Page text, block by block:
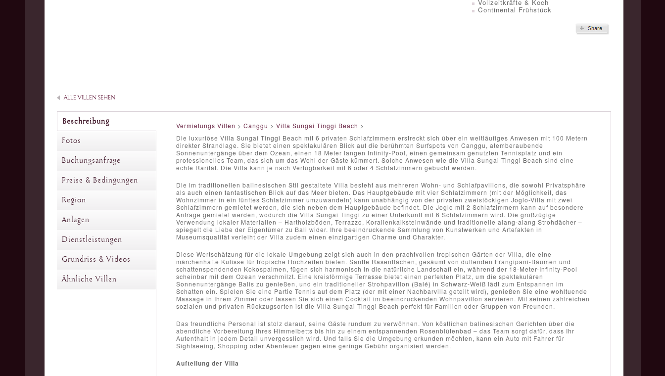
Vollzeitkräfte & Koch
Continental Frühstück
ALLE VILLEN SEHEN
Beschreibung
Fotos
Buchungsanfrage
Preise & Bedingungen
Region
Anlagen
Dienstleistungen
Grundriss & Videos
Ähnliche Villen
Vermietungs Villen > Canggu > Villa Sungai Tinggi Beach >
Die luxuriöse Villa Sungai Tinggi Beach mit 6 privaten Schlafzimmern erstreckt sich über ein weitläufiges Anwesen mit 100 Metern
direkter Strandlage. Sie bietet einen spektakulären Blick auf die berühmten Surfspots von Canggu, atemberaubende
Sonnenuntergänge über dem Ozean, einen 18 Meter langen Infinity-Pool, einen gemeinsam genutzten Tennisplatz und ein
professionelles Team, das sich um das Wohl der Gäste kümmert. Solche Anwesen wie die Villa Sungai Tinggi Beach sind eine
echte Rarität. Die Villa kann je nach Verfügbarkeit mit 6 oder 4 Schlafzimmern gebucht werden.
Die im traditionellen balinesischen Stil gestaltete Villa besteht aus mehreren Wohn- und Schlafpavillons, die sowohl Privatsphäre
als auch einen fantastischen Blick auf das Meer bieten. Das Hauptgebäude mit vier Schlafzimmern (mit der Möglichkeit, das
Wohnzimmer in ein fünftes Schlafzimmer umzuwandeln) kann unabhängig von der privaten zweistöckigen Joglo-Villa mit zwei
Schlafzimmern gemietet werden, die sich neben dem Hauptgebäude befindet. Die Joglo mit 2 Schlafzimmern kann auf besondere
Anfrage gemietet werden, wodurch die Villa Sungai Tinggi zu einer Unterkunft mit 6 Schlafzimmern wird. Die großzügige
Verwendung lokaler Materialien – Hartholzböden, Terrazzo, Korallenkalksteinwände und traditionelle alang-alang Strohdächer –
spiegelt die Liebe der Eigentümer zu Bali wider. Ihre beeindruckende Sammlung von Kunstwerken und Artefakten in
Museumsqualität verleiht der Villa zudem einen einzigartigen Charme und Charakter.
Diese Wertschätzung für die lokale Umgebung zeigt sich auch in den prachtvollen tropischen Gärten der Villa, die eine
märchenhafte Kulisse für tropische Hochzeiten bieten. Sanfte Rasenflächen, gesäumt von duftenden Frangipani-Bäumen und
schattenspendenden Kokospalmen, fügen sich harmonisch in die natürliche Landschaft ein, während der 18-Meter-Infinity-Pool
scheinbar mit dem Ozean verschmilzt. Eine kreisförmige Terrasse bietet einen perfekten Platz, um die spektakulären
Sonnenuntergänge Balis zu genießen, und ein traditioneller Strohpavillon (Balé) in Schwarz-Weiß lädt zum Entspannen im
Schatten ein. Spielen Sie eine Partie Tennis auf dem Platz (der mit einer Nachbarvilla geteilt wird), genießen Sie eine wohltuende
Massage in Ihrem Zimmer oder lassen Sie sich einen Cocktail im beeindruckenden Wohnpavillon servieren. Mit seinen zahlreichen
sozialen und privaten Rückzugsorten ist die Villa Sungai Tinggi Beach perfekt für Familien oder Gruppen von Freunden.
Das freundliche Personal ist stolz darauf, seine Gäste rundum zu verwöhnen. Von köstlichen balinesischen Gerichten über die
abendliche Vorbereitung Ihres Himmelbetts bis hin zu einem entspannenden Rosenblütenbad – das Team sorgt dafür, dass Ihr
Aufenthalt in jedem Detail unvergesslich wird. Und falls Sie die Umgebung erkunden möchten, kann ein Auto mit Fahrer für
Sightseeing, Shopping oder Abenteuer gegen eine geringe Gebühr organisiert werden.
Aufteilung der Villa